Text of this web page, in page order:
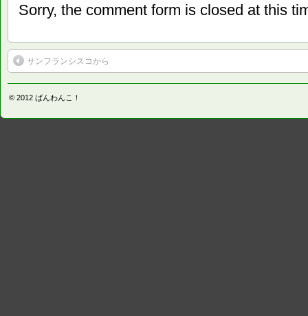
Sorry, the comment form is closed at this
サンフランシスコから
© 2012 ばんわんこ！